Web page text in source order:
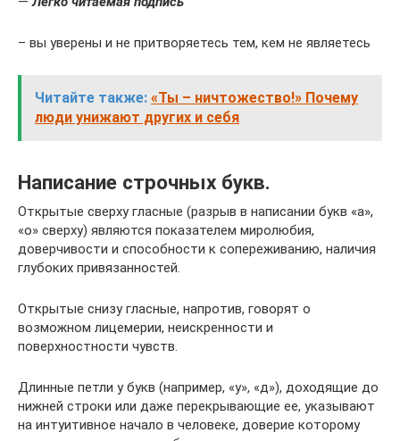
– вы уверены и не притворяетесь тем, кем не являетесь
Читайте также: «Ты – ничтожество!» Почему
люди унижают других и себя
Написание строчных букв.
Открытые сверху гласные (разрыв в написании букв «а»,
«о» сверху) являются показателем миролюбия,
доверчивости и способности к сопереживанию, наличия
глубоких привязанностей.
Открытые снизу гласные, напротив, говорят о
возможном лицемерии, неискренности и
поверхностности чувств.
Длинные петли у букв (например, «у», «д»), доходящие до
нижней строки или даже перекрывающие ее, указывают
на интуитивное начало в человеке, доверие которому